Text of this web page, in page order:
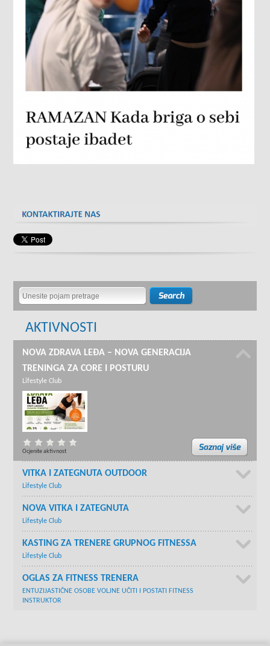
AKTIVNOSTI
NOVA ZDRAVA LEĐA – NOVA GENERACIJA
TRENINGA ZA CORE I POSTURU
Lifestyle Club
Ocjenite aktivnost
VITKA I ZATEGNUTA OUTDOOR
Lifestyle Club
NOVA VITKA I ZATEGNUTA
Lifestyle Club
KASTING ZA TRENERE GRUPNOG FITNESSA
Lifestyle Club
OGLAS ZA FITNESS TRENERA
ENTUZIJASTIČNE OSOBE VOLJNE UČITI I POSTATI FITNESS
INSTRUKTOR